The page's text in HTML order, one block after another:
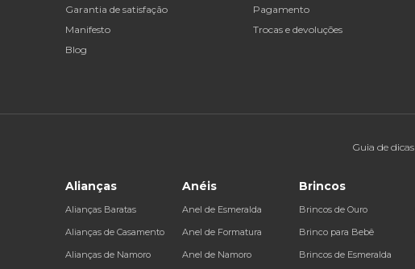
Garantia de satisfação
Manifesto
Blog
Pagamento
Trocas e devoluções
Guia de dicas
Alianças
Alianças Baratas
Alianças de Casamento
Alianças de Namoro
Anéis
Anel de Esmeralda
Anel de Formatura
Anel de Namoro
Brincos
Brincos de Ouro
Brinco para Bebê
Brincos de Esmeralda